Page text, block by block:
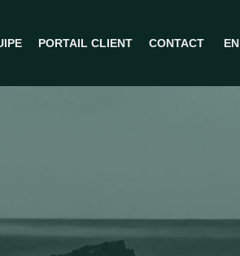
PORTAIL CLIENT CONTACT EN